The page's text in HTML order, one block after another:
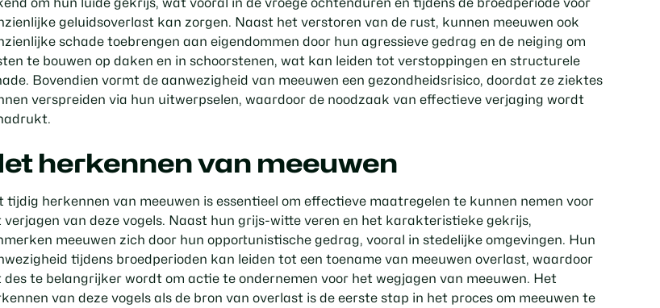
geluidsoverlast kan zorgen. Naast het verstoren van de rust, kunnen meeuwen ook
schade toebrengen aan eigendommen door hun agressieve gedrag en de neiging om
te bouwen op daken en in schoorstenen, wat kan leiden tot verstoppingen en structurele
Bovendien vormt de aanwezigheid van meeuwen een gezondheidsrisico, doordat ze ziektes
verspreiden via hun uitwerpselen, waardoor de noodzaak van effectieve verjaging wordt
herkennen van meeuwen
tijdig herkennen van meeuwen is essentieel om effectieve maatregelen te kunnen nemen voor
verjagen van deze vogels. Naast hun grijs-witte veren en het karakteristieke gekrijs,
meeuwen zich door hun opportunistische gedrag, vooral in stedelijke omgevingen. Hun
tijdens broedperioden kan leiden tot een toename van meeuwen overlast, waardoor
des te belangrijker wordt om actie te ondernemen voor het wegjagen van meeuwen. Het
van deze vogels als de bron van overlast is de eerste stap in het proces om meeuwen te